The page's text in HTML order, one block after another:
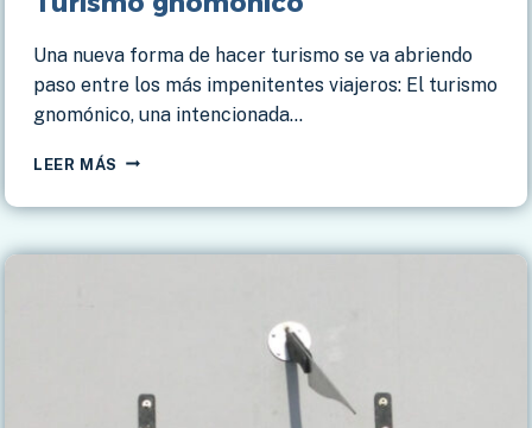
Una nueva forma de hacer turismo se va abriendo
paso entre los más impenitentes viajeros: El turismo
gnomónico, una intencionada…
LEER MÁS TURISMO